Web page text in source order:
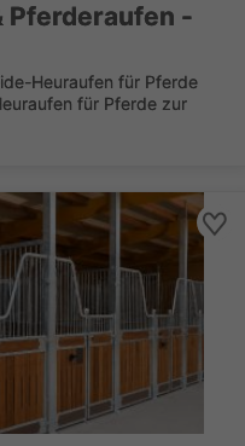
Pferderaufen -
Heuraufen für Pferde
für Pferde zur